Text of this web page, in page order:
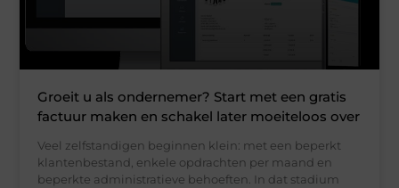
Groeit u als ondernemer? Start met een gratis
factuur maken en schakel later moeiteloos over
Veel zelfstandigen beginnen klein: met een beperkt
klantenbestand, enkele opdrachten per maand en
beperkte administratieve behoeften. In dat stadium